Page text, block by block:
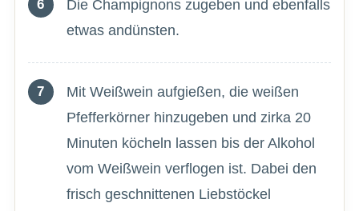
Die Champignons zugeben und ebenfalls
etwas andünsten.
Mit Weißwein aufgießen, die weißen
Pfefferkörner hinzugeben und zirka 20
Minuten köcheln lassen bis der Alkohol
vom Weißwein verflogen ist. Dabei den
frisch geschnittenen Liebstöckel